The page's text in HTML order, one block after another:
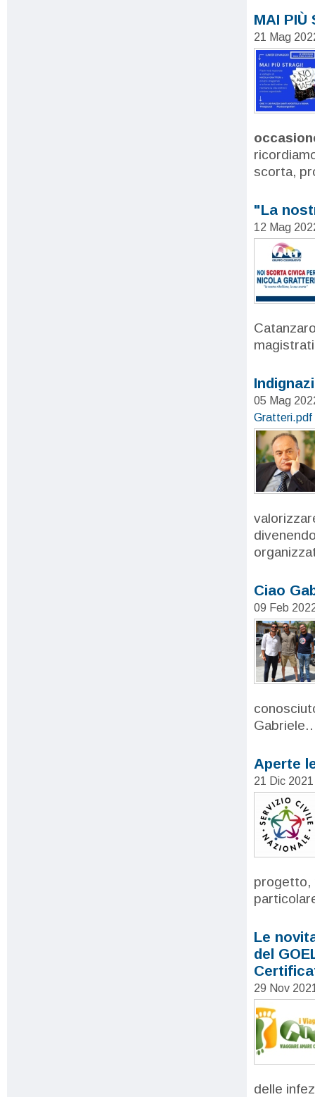
MAI PIÙ
21 Mag
scorta,
"La
12 Mag
05 Mag
Gratteri.pdf
Ciao
09 Feb
Aperte
21 Dic 2021
progetto,
Le
del
29 Nov
delle